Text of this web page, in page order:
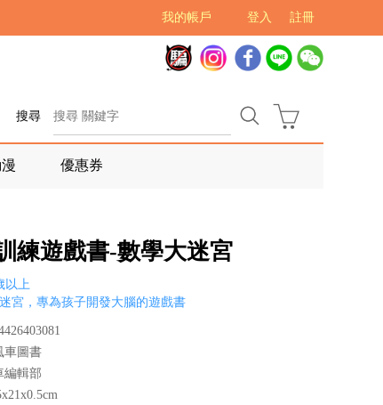
註冊
登入
我的帳戶
搜尋
優惠券
練遊戲書-數學大迷宮
以上
宮，專為孩子開發大腦的遊戲書
車圖書
編輯部